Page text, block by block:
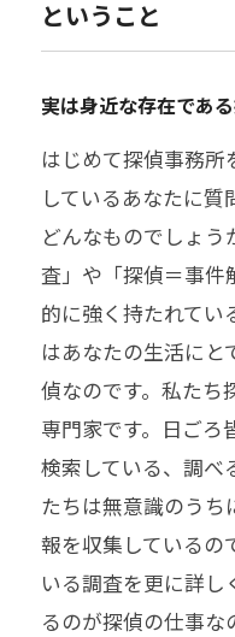
ということ
実は身近な存在であ
はじめて探偵事務所
しているあなたに
どんなものでしょ
査」や「探偵＝事件
的に強く持たれてい
はあなたの生活にと
偵なのです。私たち
専門家です。日ごろ
検索している、調べ
たちは無意識のうち
報を収集しているの
いる調査を更に詳し
るのが探偵の仕事な